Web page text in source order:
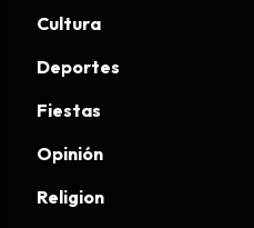
Cultura
Deportes
Fiestas
Opinión
Religion